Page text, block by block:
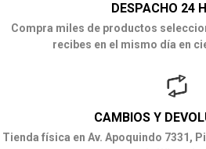
DESPACHO 24
Compra miles de productos
recibes en el mismo día en
CAMBIOS Y
Tienda física en Av. Apoquindo 7331,